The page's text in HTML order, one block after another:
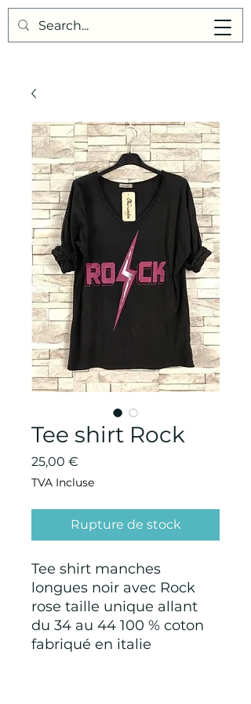
Points de Suture
Tee shirt Rock
25,00 €
TVA Incluse
Rupture de stock
Tee shirt manches
longues noir avec Rock
rose taille unique allant
du 34 au 44 100 % coton
fabriqué en italie